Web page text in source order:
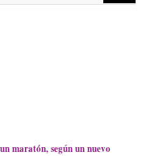
maratón, según un nuevo